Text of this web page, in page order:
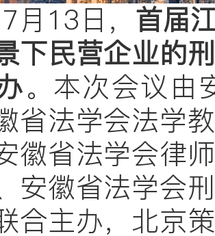
13日， 首届
下民营企业的
。本次会议由
省法学会法学
徽省法学会律
安徽省法学会
合主办，北京